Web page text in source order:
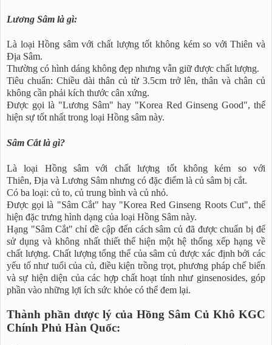
Lương Sâm là gì:
Là loại Hồng sâm với chất lượng tốt không kém so với Thiên và
Địa Sâm.
Thường có hình dáng không đẹp nhưng vẫn giữ được chất lượng.
Tiêu chuẩn: Chiều dài thân củ từ 3.5cm trở lên, thân và chân củ
không cần phải kích thước cân xứng.
Được gọi là "Lương Sâm" hay "Korea Red Ginseng Good", thể
hiện sự tốt nhất trong loại Hồng sâm này.
Sâm Cắt là gì?
Là loại Hồng sâm với chất lượng tốt không kém so với
Thiên, Địa và Lương Sâm nhưng có đặc điểm là củ sâm bị cắt.
Có ba loại: củ to, củ trung bình và củ nhỏ.
Được gọi là "Sâm Cắt" hay "Korea Red Ginseng Roots Cut", thể
hiện đặc trưng hình dạng của loại Hồng Sâm này.
Hạng "Sâm Cắt" chỉ đề cập đến cách sâm củ đã được chuẩn bị để
sử dụng và không nhất thiết thể hiện một hệ thống xếp hạng về
chất lượng. Chất lượng tổng thể của sâm củ được xác định bởi các
yếu tố như tuổi của củ, điều kiện trồng trọt, phương pháp chế biến
và sự hiện diện của các hợp chất hoạt tính như ginsenosides, góp
phần vào những lợi ích sức khỏe có thể đem lại.
Thành phần dược lý của Hồng Sâm Củ Khô KGC
Chính Phủ Hàn Quốc: